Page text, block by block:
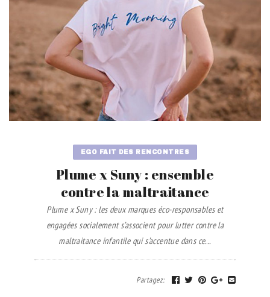
EGO FAIT DES RENCONTRES
Plume x Suny : ensemble
contre la maltraitance
Plume x Suny : les deux marques éco-responsables et
engagées socialement s’associent pour lutter contre la
maltraitance infantile qui s’accentue dans ce...
Partagez: